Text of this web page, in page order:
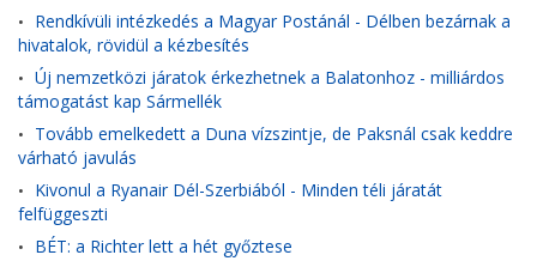
• Rendkívüli intézkedés a Magyar Postánál - Délben bezárnak a
hivatalok, rövidül a kézbesítés
• Új nemzetközi járatok érkezhetnek a Balatonhoz - milliárdos
támogatást kap Sármellék
• Tovább emelkedett a Duna vízszintje, de Paksnál csak keddre
várható javulás
• Kivonul a Ryanair Dél-Szerbiából - Minden téli járatát
felfüggeszti
• BÉT: a Richter lett a hét győztese